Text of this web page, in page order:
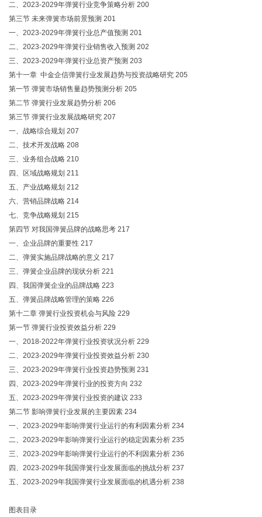
二、2023-2029年弹簧行业竞争策略分析 200
第三节 未来弹簧市场前景预测 201
一、2023-2029年弹簧行业总产值预测 201
二、2023-2029年弹簧行业销售收入预测 202
三、2023-2029年弹簧行业总资产预测 203
第十一章 中金企信弹簧行业发展趋势与投资战略研究 205
第一节 弹簧市场销售量趋势预测分析 205
第二节 弹簧行业发展趋势分析 206
第三节 弹簧行业发展战略研究 207
一、战略综合规划 207
二、技术开发战略 208
三、业务组合战略 210
四、区域战略规划 211
五、产业战略规划 212
六、营销品牌战略 214
七、竞争战略规划 215
第四节 对我国弹簧品牌的战略思考 217
一、企业品牌的重要性 217
二、弹簧实施品牌战略的意义 217
三、弹簧企业品牌的现状分析 221
四、我国弹簧企业的品牌战略 223
五、弹簧品牌战略管理的策略 226
第十二章 弹簧行业投资机会与风险 229
第一节 弹簧行业投资效益分析 229
一、2018-2022年弹簧行业投资状况分析 229
二、2023-2029年弹簧行业投资效益分析 230
三、2023-2029年弹簧行业投资趋势预测 231
四、2023-2029年弹簧行业的投资方向 232
五、2023-2029年弹簧行业投资的建议 233
第二节 影响弹簧行业发展的主要因素 234
一、2023-2029年影响弹簧行业运行的有利因素分析 234
二、2023-2029年影响弹簧行业运行的稳定因素分析 235
三、2023-2029年影响弹簧行业运行的不利因素分析 236
四、2023-2029年我国弹簧行业发展面临的挑战分析 237
五、2023-2029年我国弹簧行业发展面临的机遇分析 238
图表目录